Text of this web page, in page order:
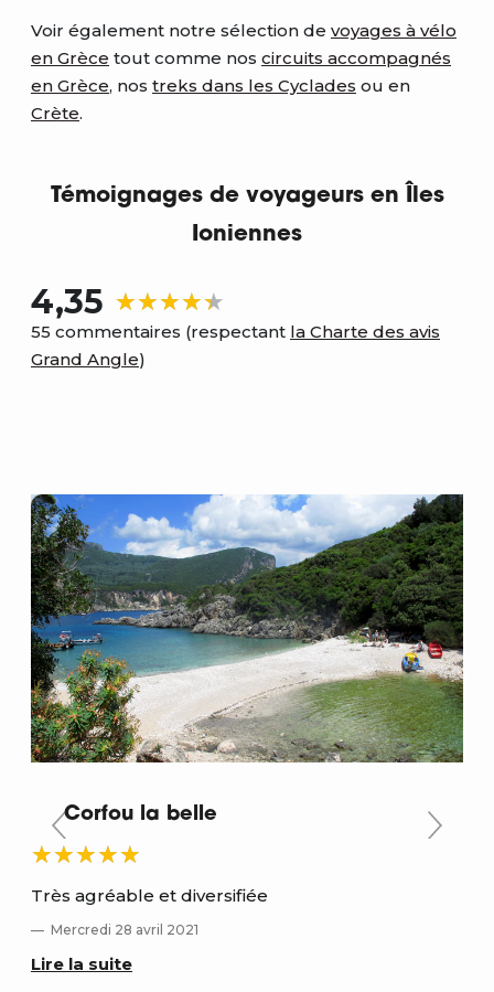
Voir également notre sélection de voyages à vélo
en Grèce tout comme nos circuits accompagnés
en Grèce, nos treks dans les Cyclades ou en
Crète.
Témoignages de voyageurs en Îles
Ioniennes
4,35
55 commentaires (respectant la Charte des avis
Grand Angle)
Corfou la belle
Très agréable et diversifiée
Mercredi 28 avril 2021
Lire la suite